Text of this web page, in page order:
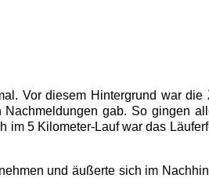
Vor diesem Hintergrund war
gab. So gingen
5 Kilometer-Lauf war das
und äußerte sich im